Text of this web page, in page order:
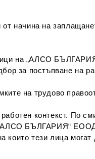
начина на
на „АЛСО
за постъпване на
на трудово
контекст. По
БЪЛГАРИЯ“
които тези лица могат